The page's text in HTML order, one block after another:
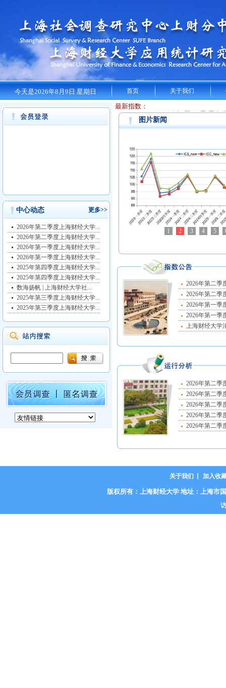
今天是2026年8月9日 星期日 首页 关于我们
中心动态 更多>>
2026年第二季度上海财经大学...
2026年第二季度上海财经大学...
2026年第一季度上海财经大学...
2026年第一季度上海财经大学...
2025年第四季度上海财经大学...
2025年第四季度上海财经大学...
数海扬帆 | 上海财经大学社...
2025年第三季度上海财经大学...
2025年第三季度上海财经大学...
最新指数：
2025年第二季度上
中，消费者评价指
为100.37点，环比
财经大学上海市消费
点，但是仍处于调
图片新闻
1 2 3 4 5
2026年第二季
2026年第二季
2026年第一季
2026年第一季
上海财经大学
2026年第二季
2026年第二季
2026年第二季
2026年第二季
2026年第二季
关于我们 加入收
版权所有：上海财经大学 地址：上海